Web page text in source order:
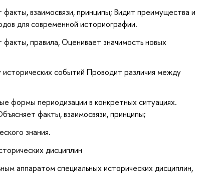
взаимосвязи, принципы; Видит преимущества и
для современной историографии.
правила, Оценивает значимость новых
событий Проводит различия между
формы периодизации в конкретных ситуациях.
факты, взаимосвязи, принципы;
знания.
дисциплин
аппаратом специальных исторических дисциплин,